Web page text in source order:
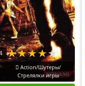
Action/Шутеры/
Стрелялки игры